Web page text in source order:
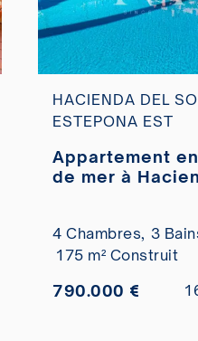
HACIENDA DEL
ESTEPONA EST
Appartement
de mer à
4 Chambres, 3
175 m² Construit
790.000 €